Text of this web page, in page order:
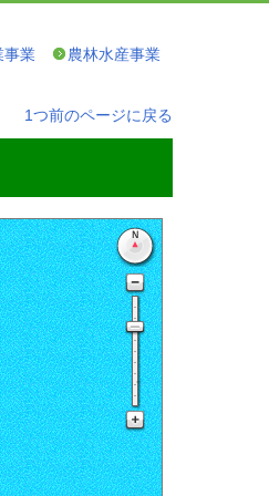
事業 農林水産事業
1つ前のページに戻る